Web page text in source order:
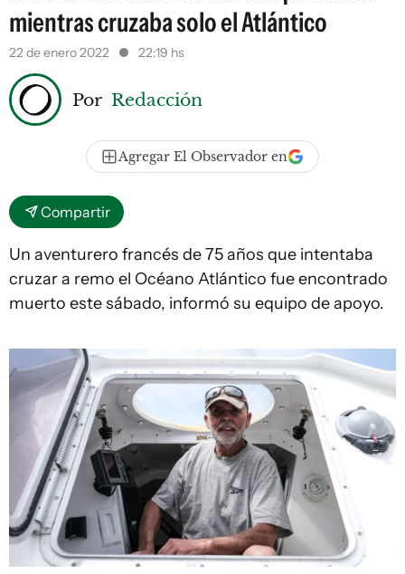
mientras cruzaba solo el Atlántico
22 de enero 2022 22:19 hs
Por Redacción
Agregar El Observador en
Compartir
Un aventurero francés de 75 años que intentaba
cruzar a remo el Océano Atlántico fue encontrado
muerto este sábado, informó su equipo de apoyo.